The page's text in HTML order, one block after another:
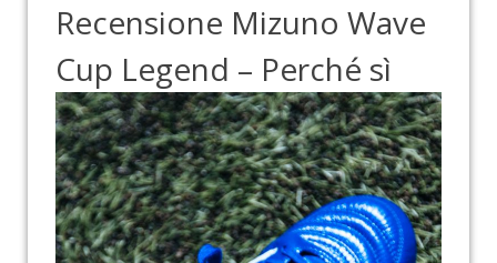
Recensione Mizuno Wave
Cup Legend – Perché sì